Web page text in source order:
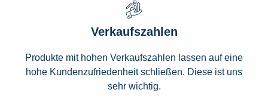
Verkaufszahlen
Produkte mit hohen Verkaufszahlen lassen auf eine
hohe Kundenzufriedenheit schließen. Diese ist uns
sehr wichtig.